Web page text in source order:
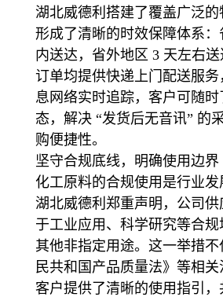
湖北威德利搭建了覆盖广泛的
形成了清晰的时效保障体系：
内送达，省外地区 3 天左右
订单均提供快递上门配送服
息网络实时追踪，客户可随
态，解决 “发货后无音讯” 的
购便捷性。
坚守合规底线，明确使用边界
化工原料的合规使用是行业发
湖北威德利郑重声明，公司供
于工业应用、科学研究等合
其他非指定用途。这一举措
民共和国产品质量法》等相
客户提供了清晰的使用指引